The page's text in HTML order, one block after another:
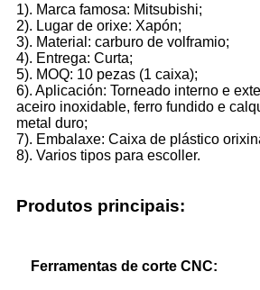
1). Marca famosa: Mitsubishi;
2). Lugar de orixe: Xapón;
3). Material: carburo de volframio;
4). Entrega: Curta;
5). MOQ: 10 pezas (1 caixa);
6). Aplicación: Torneado interno e
aceiro inoxidable, ferro fundido e
metal duro;
7). Embalaxe: Caixa de plástico
8). Varios tipos para escoller.
Produtos principais:
Ferramentas de corte CNC: